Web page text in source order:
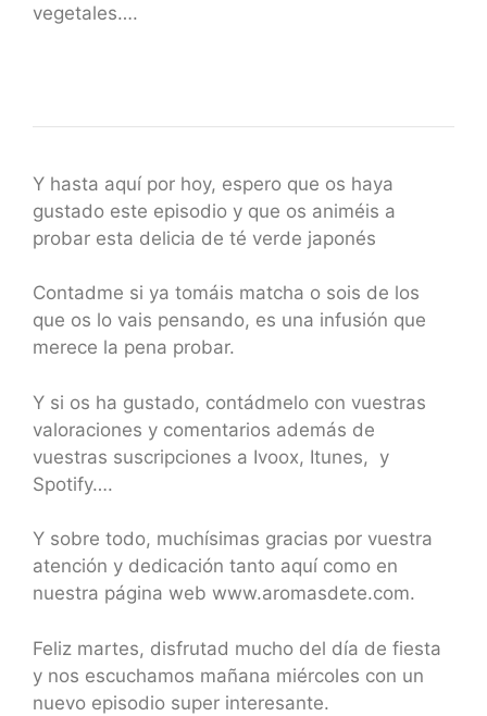
vegetales….
Y hasta aquí por hoy, espero que os haya
gustado este episodio y que os animéis a
probar esta delicia de té verde japonés
Contadme si ya tomáis matcha o sois de los
que os lo vais pensando, es una infusión que
merece la pena probar.
Y si os ha gustado, contádmelo con vuestras
valoraciones y comentarios además de
vuestras suscripciones a Ivoox, Itunes, y
Spotify….
Y sobre todo, muchísimas gracias por vuestra
atención y dedicación tanto aquí como en
nuestra página web www.aromasdete.com.
Feliz martes, disfrutad mucho del día de fiesta
y nos escuchamos mañana miércoles con un
nuevo episodio super interesante.